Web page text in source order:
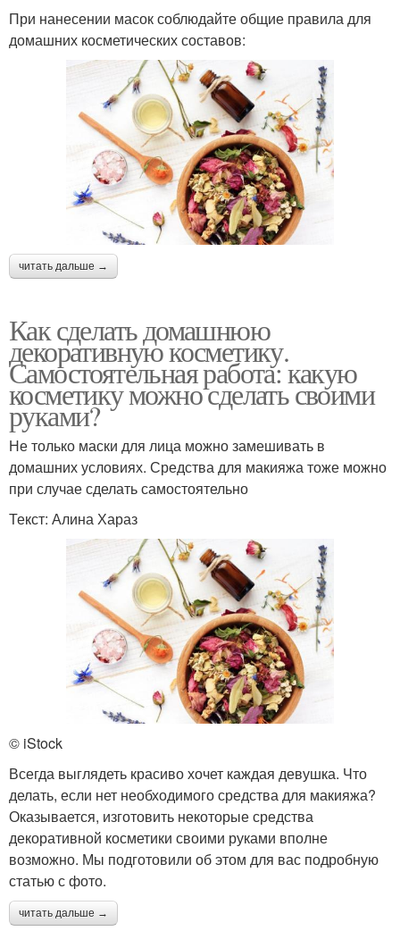
При нанесении масок соблюдайте общие правила для
домашних косметических составов:
читать дальше →
Как сделать домашнюю
декоративную косметику.
Самостоятельная работа: какую
косметику можно сделать своими
руками?
Не только маски для лица можно замешивать в
домашних условиях. Средства для макияжа тоже можно
при случае сделать самостоятельно
Текст: Алина Хараз
© iStock
Всегда выглядеть красиво хочет каждая девушка. Что
делать, если нет необходимого средства для макияжа?
Оказывается, изготовить некоторые средства
декоративной косметики своими руками вполне
возможно. Мы подготовили об этом для вас подробную
статью с фото.
читать дальше →